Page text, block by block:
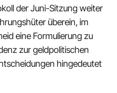
der Juni-Sitzung weiter
überein, im
eine Formulierung zu
zur geldpolitischen
hingedeutet